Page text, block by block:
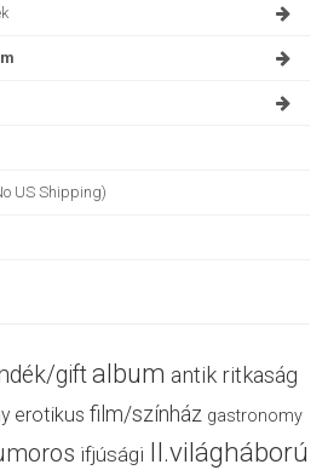
US Shipping)
giftalbum antik ritkaság
erotikus film/színház gastronomy
ifjúsági II.világháború